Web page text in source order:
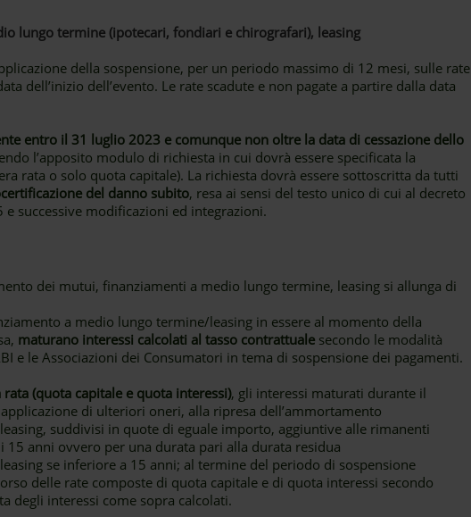
lungo termine (ipotecari, fondiari e chirografari), leasing
della sospensione, per un periodo massimo di 12 mesi, sulle rate
dell’inizio dell’evento. Le rate scadute e non pagate a partire dalla data
entro il 31 luglio 2023 e comunque non oltre la data di cessazione dello
l’apposito modulo di richiesta in cui dovrà essere specificata la
rata o solo quota capitale). La richiesta dovrà essere sottoscritta da tutti
del danno subito, resa ai sensi del testo unico di cui al decreto
successive modificazioni ed integrazioni.
dei mutui, finanziamenti a medio lungo termine, leasing si allunga di
a medio lungo termine/leasing in essere al momento della
maturano interessi calcolati al tasso contrattualesecondo le modalità
e le Associazioni dei Consumatori in tema di sospensione dei pagamenti.
(quota capitale e quota interessi), gli interessi maturati durante il
di ulteriori oneri, alla ripresa dell’ammortamento
suddivisi in quote di eguale importo, aggiuntive alle rimanenti
anni ovvero per una durata pari alla durata residua
se inferiore a 15 anni; al termine del periodo di sospensione
delle rate composte di quota capitale e di quota interessi secondo
degli interessi come sopra calcolati.